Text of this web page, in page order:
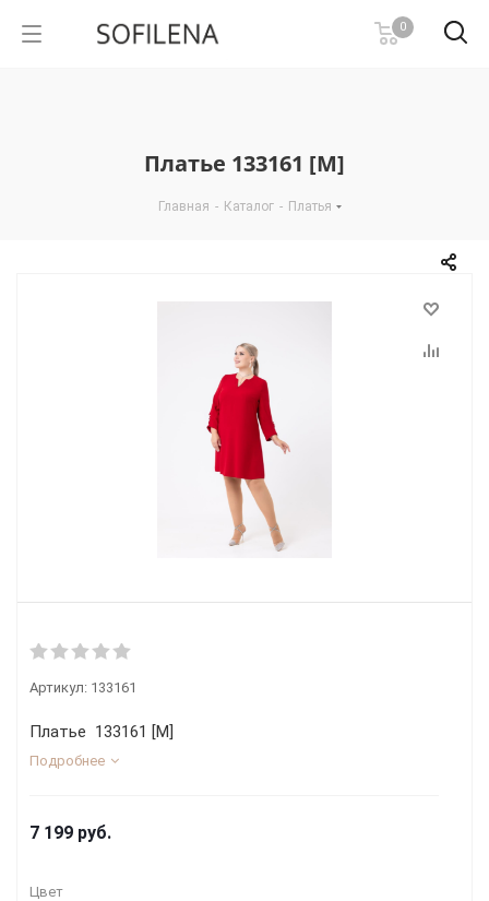
0
Платье 133161 [М]
Главная - Каталог - Платья
Артикул: 133161
Платье 133161 [М]
Подробнее
7 199 руб.
Цвет